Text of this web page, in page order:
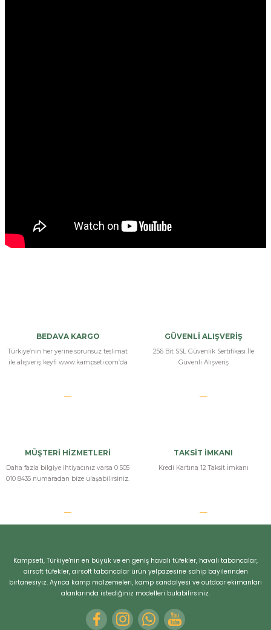
BEDAVA KARGO
Türkiye’nin her yerine sorunsuz teslimat
ile alışveriş keyfi www.kampseti.com’da
GÜVENLİ ALIŞVERİŞ
256 Bit SSL Güvenlik Sertifikası İle
Güvenli Alışveriş
MÜŞTERİ HİZMETLERİ
Daha fazla bilgiye ihtiyacınız varsa 0 505
010 8435 numaradan bize ulaşabilirsiniz.
TAKSİT İMKANI
Kredi Kartına 12 Taksit İmkanı
Kampseti, Türkiye'nin en büyük ve en geniş havalı tüfekler, havalı tabancalar,
airsoft tüfekler, airsoft tabancalar ürün yelpazesine sahip bayilerinden
birtanesiyiz. Ayrıca kamp malzemeleri, kamp sandalyesi ve outdoor ekimanları
alanlarında istediğiniz modelleri bulabilirsiniz.